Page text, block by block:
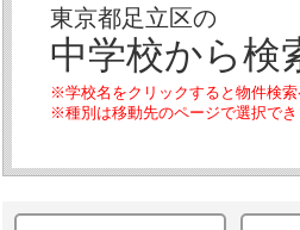
東京都足立区の
中学校から検
※学校名をクリックすると物件検索
※種別は移動先のページで選択でき